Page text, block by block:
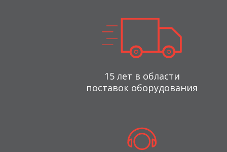
15 лет в области
поставок оборудования